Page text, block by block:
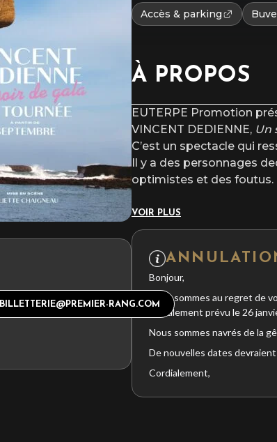
BILLETTERIE@PREMIER-RANG.COM
Accès & parking
À PROPOS
EUTERPE Promotion
VINCENT DEDIENNE, Un
C’est un spectacle qui
Il y a des personnages
optimistes et des foutus.
VOIR PLUS
Bonjour,
Nous sommes au regret de
(initialement prévu le 26
Nous sommes navrés de la
De nouvelles dates
Cordialement,